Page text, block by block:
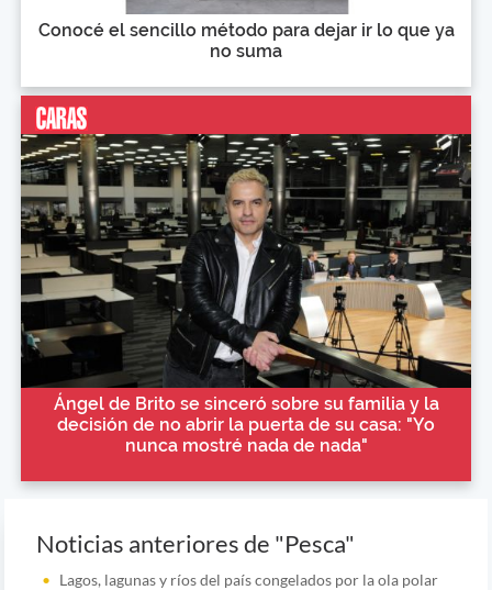
Conocé el sencillo método para dejar ir lo que ya
no suma
Ángel de Brito se sinceró sobre su familia y la
decisión de no abrir la puerta de su casa: "Yo
nunca mostré nada de nada"
Noticias anteriores de "Pesca"
Lagos, lagunas y ríos del país congelados por la ola polar